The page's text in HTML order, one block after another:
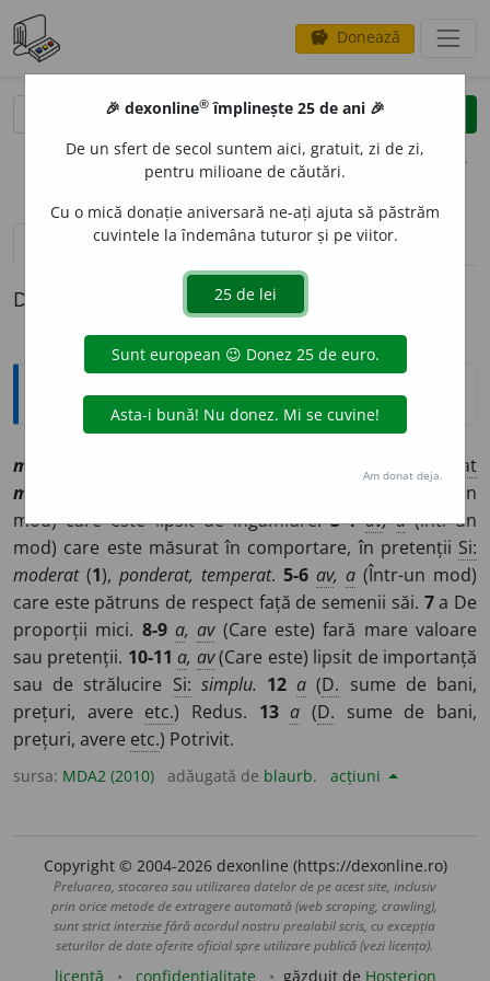
savings Donează
clear
opțiuni
definiții (1) pronunțievolume_up (50)
Definiția cu ID-ul 1149352:
Explicative DEX
mod
lat
modestus,
(Într-un
mod) care este lipsit de îngâmfare.3-4 av,a(Într-un
mod) care este măsurat în comportare, în pretenții Si:
moderat(1), ponderat, temperat. 5-6 av, a (Într-un mod)
care este pătruns de respect față de semenii săi. 7a De
proporții mici. 8-9 a,av(Care este) fară mare valoare
sau pretenții. 10-11 a, av(Care este) lipsit de importanță
sau de strălucire Si: simplu. 12 a (D. sume de bani,
prețuri, avere etc.) Redus. 13 a (D. sume de bani,
prețuri, avere etc.) Potrivit.
sursa: MDA2 (2010) adăugată de blaurb. acțiuni
Copyright © 2004-2026 dexonline (https://dexonline.ro)
Preluarea, stocarea sau utilizarea datelor de pe acest site, inclusiv
prin orice metode de extragere automată (web scraping, crawling),
sunt strict interzise fără acordul nostru prealabil scris, cu excepția
seturilor de date oferite oficial spre utilizare publică (vezi licența).
licență confidențialitate găzduit de Hosterion
🎉 dexonline® împlinește 25 de ani 🎉
De un sfert de secol suntem aici, gratuit, zi de zi,
pentru milioane de căutări.
Cu o mică donație aniversară ne-ați ajuta să păstrăm
cuvintele la îndemâna tuturor și pe viitor.
Am donat deja.